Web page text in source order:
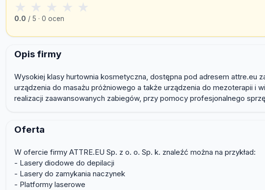
★ ★ ★ ★ ★
0.0 / 5 · 0 ocen
Opis firmy
Wysokiej klasy hurtownia kosmetyczna, dostępna pod adresem attre.eu
urządzenia do masażu próżniowego a także urządzenia do mezoterapii
realizacji zaawansowanych zabiegów, przy pomocy profesjonalnego
Oferta
W ofercie firmy ATTRE.EU Sp. z o. o. Sp. k. znaleźć można na przykład:
- Lasery diodowe do depilacji
- Lasery do zamykania naczynek
- Platformy laserowe